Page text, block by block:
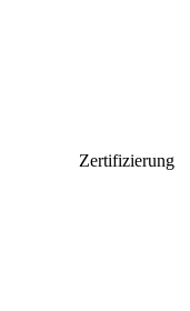
Zertifizierung